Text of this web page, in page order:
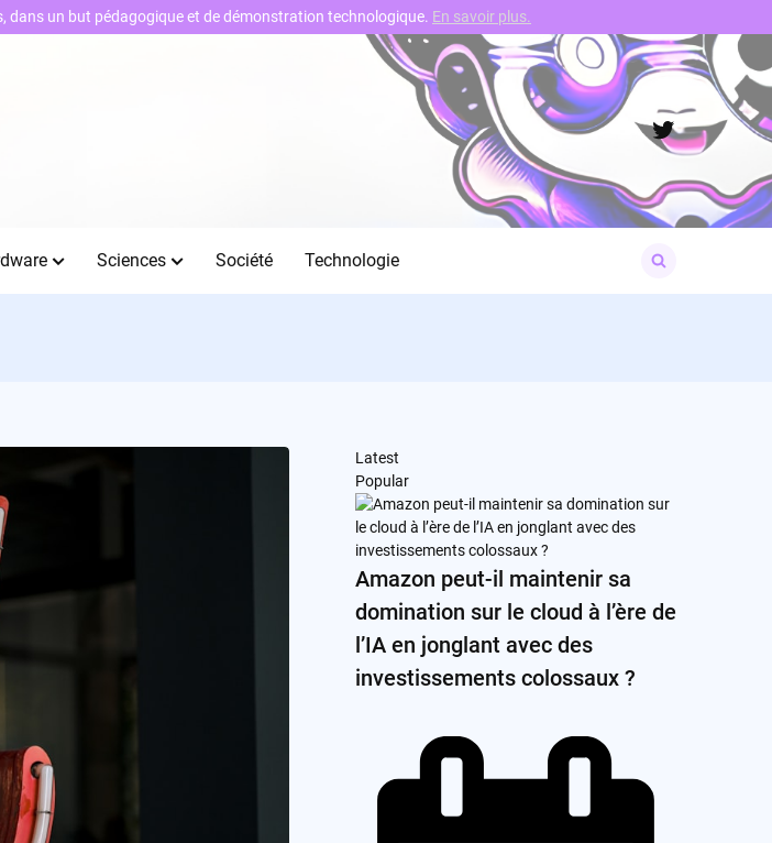
Twitter
Sciences Société Technologie
for:
Latest
Popular
Amazon peut-il maintenir sa
domination sur le cloud à l’ère de
l’IA en jonglant avec des
investissements colossaux ?
dans un but pédagogique et de démonstration technologique. En savoir plus.